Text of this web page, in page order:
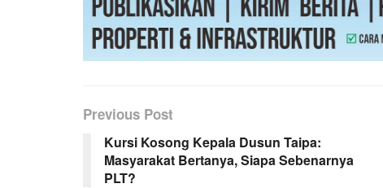
Previous Post
Kursi Kosong Kepala Dusun Taipa:
Masyarakat Bertanya, Siapa Sebenarnya
PLT?